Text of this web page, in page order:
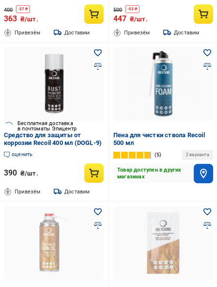
400 -37 ₴
363 ₴/шт.
Привезём Доставим
500 -53 ₴
447 ₴/шт.
Привезём Доставим
Бесплатная доставка
в почтоматы Эпицентр
Средство для защиты от
коррозии Recoil 400 мл (DOGL-9)
оценить
390 ₴/шт.
Привезём Доставим
Пена для чистки ствола Recoil
500 мл
5 2 варианта
Товар доступен в других
магазинах